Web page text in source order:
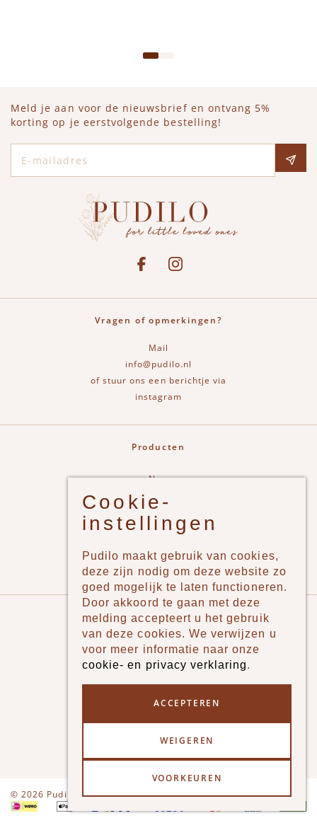
Meld je aan voor de nieuwsbrief en ontvang 5%
korting op je eerstvolgende bestelling!
See our FacebookBekijk onze Instagram pagina
Vragen of opmerkingen?
Mail
info@pudilo.nl
of stuur ons een berichtje via
instagram
Producten
New
Jongens
Meisjes
Merken
Pudilo
Over ons
Algemene voorwaarden
Klantenservice - Ruilen & Retourneren
© 2026 Pudilo DisclaimerPrivacy
Cookie-
instellingen
Pudilo maakt gebruik van cookies,
deze zijn nodig om deze website zo
goed mogelijk te laten functioneren.
Door akkoord te gaan met deze
melding accepteert u het gebruik
van deze cookies. We verwijzen u
voor meer informatie naar onze
cookie- en privacy verklaring.
ACCEPTEREN
WEIGEREN
VOORKEUREN